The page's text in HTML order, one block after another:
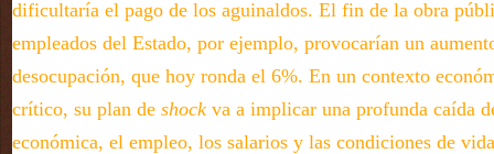
dificultaría el pago de los aguinaldos. El fin de la obra
empleados del Estado, por ejemplo, provocarían un
desocupación, que hoy ronda el 6%. En un contexto
crítico, su plan de shock va a implicar una profunda caída
económica, el empleo, los salarios y las condiciones de